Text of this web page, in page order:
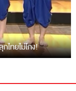
ไทยไม่โกง!